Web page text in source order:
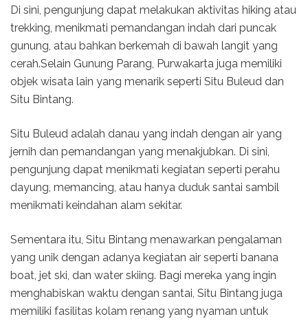
Di sini, pengunjung dapat melakukan aktivitas hiking atau
trekking, menikmati pemandangan indah dari puncak
gunung, atau bahkan berkemah di bawah langit yang
cerah.Selain Gunung Parang, Purwakarta juga memiliki
objek wisata lain yang menarik seperti Situ Buleud dan
Situ Bintang.
Situ Buleud adalah danau yang indah dengan air yang
jernih dan pemandangan yang menakjubkan. Di sini,
pengunjung dapat menikmati kegiatan seperti perahu
dayung, memancing, atau hanya duduk santai sambil
menikmati keindahan alam sekitar.
Sementara itu, Situ Bintang menawarkan pengalaman
yang unik dengan adanya kegiatan air seperti banana
boat, jet ski, dan water skiing. Bagi mereka yang ingin
menghabiskan waktu dengan santai, Situ Bintang juga
memiliki fasilitas kolam renang yang nyaman untuk